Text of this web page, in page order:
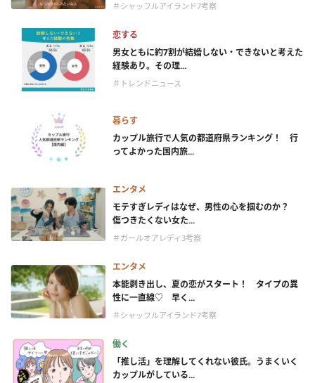
＃シャッフルアイランド7考察
恋する
男女ともに約7割が結婚しない・できないと考えた
経験あり。その理...
＃トレンドニュース
暮らす
カップル旅行で人気の都道府県ランキング！ 行
ってよかった国内旅...
エンタメ
モテすぎレディはなぜ、男性の心を掴むのか？
傷つきたくない女た...
＃ガールオアレディ3考察
エンタメ
本能剥き出し、夏の恋がスタート！ タイプの異
性に一直線♡ 早く...
＃シャッフルアイランド7考察
働く
「推し活」を理解してくれない彼氏。うまくいく
カップルがしている...